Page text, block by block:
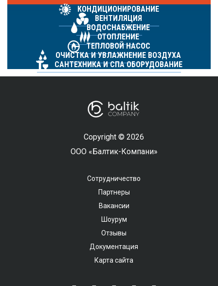
КОНДИЦИОНИРОВАНИЕ
ВЕНТИЛЯЦИЯ
ВОДОСНАБЖЕНИЕ
ОТОПЛЕНИЕ
ТЕПЛОВОЙ НАСОС
ОЧИСТКА И УВЛАЖНЕНИЕ ВОЗДУХА
САНТЕХНИКА И СПА ОБОРУДОВАНИЕ
Copyright © 2026
ООО «Балтик-Компани»
Сотрудничество
Партнеры
Вакансии
Шоурум
Отзывы
Документация
Карта сайта